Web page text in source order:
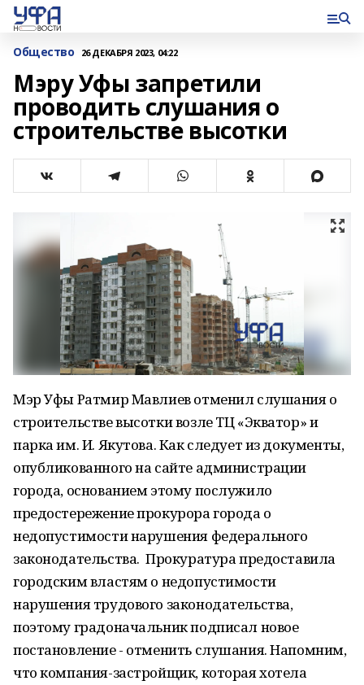
Общество 26 ДЕКАБРЯ 2023, 04:22
Мэру Уфы запретили
проводить слушания о
строительстве высотки
Мэр Уфы Ратмир Мавлиев отменил слушания о
строительстве высотки возле ТЦ «Экватор» и
парка им. И. Якутова. Как следует из документы,
опубликованного на сайте администрации
города, основанием этому послужило
предостережение прокурора города о
недопустимости нарушения федерального
законодательства. Прокуратура предоставила
городским властям о недопустимости
нарушения трудового законодательства,
поэтому градоначальник подписал новое
постановление - отменить слушания. Напомним,
что компания-застройщик, которая хотела